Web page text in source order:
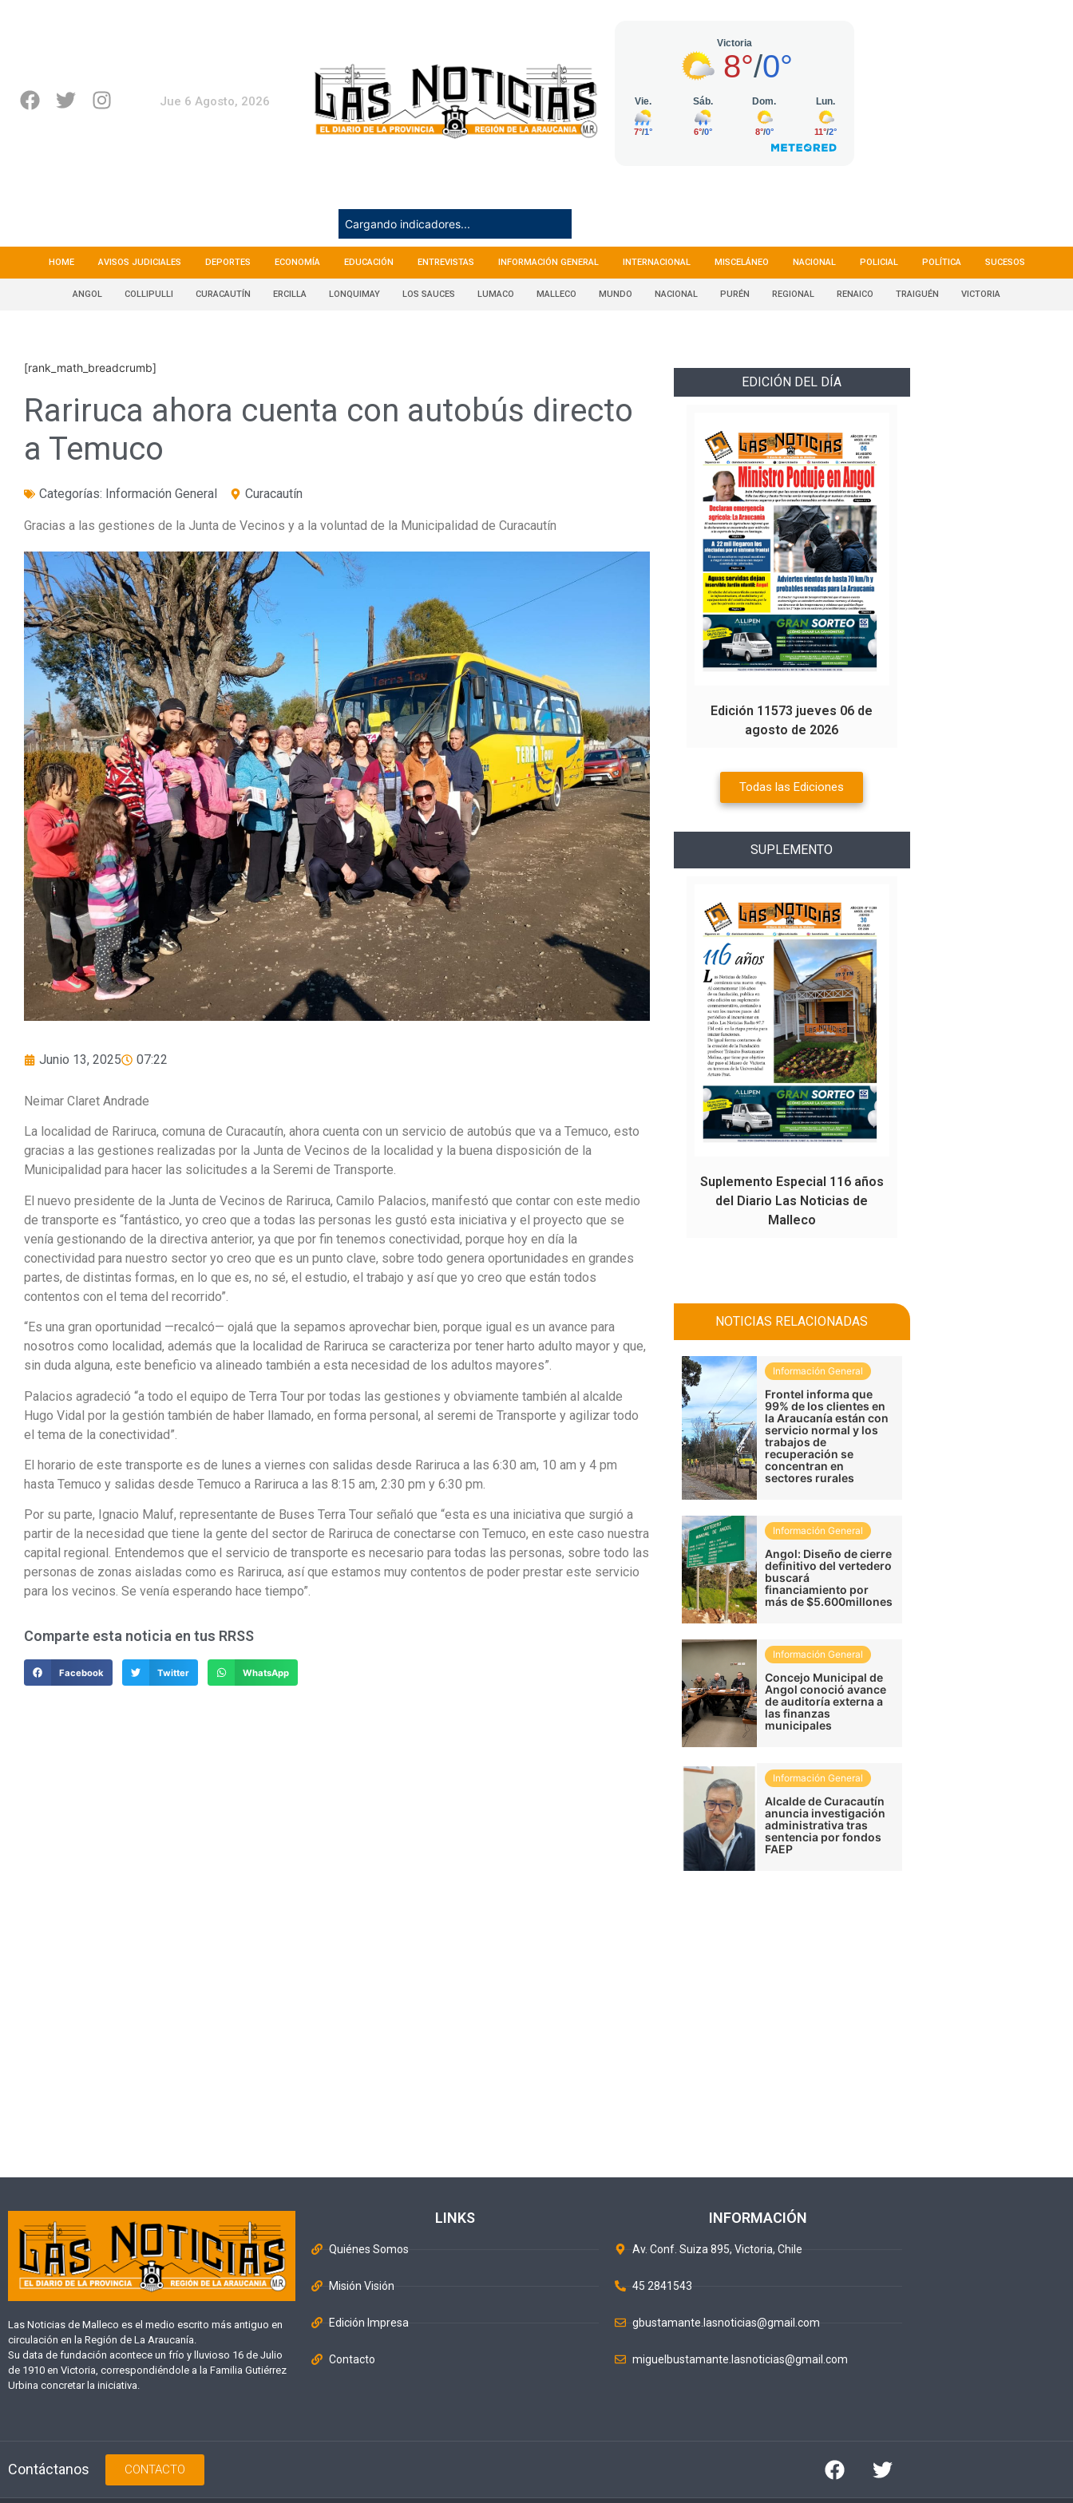
Jue 6 Agosto, 2026
Cargando indicadores...
HOME AVISOS JUDICIALES DEPORTES ECONOMÍA EDUCACIÓN ENTREVISTAS INFORMACIÓN GENERAL INTERNACIONAL MISCELÁNEO NACIONAL POLICIAL POLÍTICA SUCESOS
ANGOL COLLIPULLI CURACAUTÍN ERCILLA LONQUIMAY LOS SAUCES LUMACO MALLECO MUNDO NACIONAL PURÉN REGIONAL RENAICO TRAIGUÉN VICTORIA
[rank_math_breadcrumb]
Rariruca ahora cuenta con autobús directo
a Temuco
Categorías: Información General Curacautín
Gracias a las gestiones de la Junta de Vecinos y a la voluntad de la Municipalidad de Curacautín
Junio 13, 2025 07:22
Neimar Claret Andrade
La localidad de Rariruca, comuna de Curacautín, ahora cuenta con un servicio de autobús que va a Temuco, esto
gracias a las gestiones realizadas por la Junta de Vecinos de la localidad y la buena disposición de la
Municipalidad para hacer las solicitudes a la Seremi de Transporte.
El nuevo presidente de la Junta de Vecinos de Rariruca, Camilo Palacios, manifestó que contar con este medio
de transporte es “fantástico, yo creo que a todas las personas les gustó esta iniciativa y el proyecto que se
venía gestionando de la directiva anterior, ya que por fin tenemos conectividad, porque hoy en día la
conectividad para nuestro sector yo creo que es un punto clave, sobre todo genera oportunidades en grandes
partes, de distintas formas, en lo que es, no sé, el estudio, el trabajo y así que yo creo que están todos
contentos con el tema del recorrido”.
“Es una gran oportunidad —recalcó— ojalá que la sepamos aprovechar bien, porque igual es un avance para
nosotros como localidad, además que la localidad de Rariruca se caracteriza por tener harto adulto mayor y que,
sin duda alguna, este beneficio va alineado también a esta necesidad de los adultos mayores”.
Palacios agradeció “a todo el equipo de Terra Tour por todas las gestiones y obviamente también al alcalde
Hugo Vidal por la gestión también de haber llamado, en forma personal, al seremi de Transporte y agilizar todo
el tema de la conectividad”.
El horario de este transporte es de lunes a viernes con salidas desde Rariruca a las 6:30 am, 10 am y 4 pm
hasta Temuco y salidas desde Temuco a Rariruca a las 8:15 am, 2:30 pm y 6:30 pm.
Por su parte, Ignacio Maluf, representante de Buses Terra Tour señaló que “esta es una iniciativa que surgió a
partir de la necesidad que tiene la gente del sector de Rariruca de conectarse con Temuco, en este caso nuestra
capital regional. Entendemos que el servicio de transporte es necesario para todas las personas, sobre todo las
personas de zonas aisladas como es Rariruca, así que estamos muy contentos de poder prestar este servicio
para los vecinos. Se venía esperando hace tiempo”.
Comparte esta noticia en tus RRSS
Facebook Twitter WhatsApp
EDICIÓN DEL DÍA
Edición 11573 jueves 06 de
agosto de 2026
Todas las Ediciones
SUPLEMENTO
Suplemento Especial 116 años
del Diario Las Noticias de
Malleco
NOTICIAS RELACIONADAS
Información General
Frontel informa que
99% de los clientes en
la Araucanía están con
servicio normal y los
trabajos de
recuperación se
concentran en
sectores rurales
Información General
Angol: Diseño de cierre
definitivo del vertedero
buscará
financiamiento por
más de $5.600millones
Información General
Concejo Municipal de
Angol conoció avance
de auditoría externa a
las finanzas
municipales
Información General
Alcalde de Curacautín
anuncia investigación
administrativa tras
sentencia por fondos
FAEP
Las Noticias de Malleco es el medio escrito más antiguo en
circulación en la Región de La Araucanía.
Su data de fundación acontece un frío y lluvioso 16 de Julio
de 1910 en Victoria, correspondiéndole a la Familia Gutiérrez
Urbina concretar la iniciativa.
LINKS
Quiénes Somos
Misión Visión
Edición Impresa
Contacto
INFORMACIÓN
Av. Conf. Suiza 895, Victoria, Chile
45 2841543
gbustamante.lasnoticias@gmail.com
miguelbustamante.lasnoticias@gmail.com
Contáctanos CONTACTO